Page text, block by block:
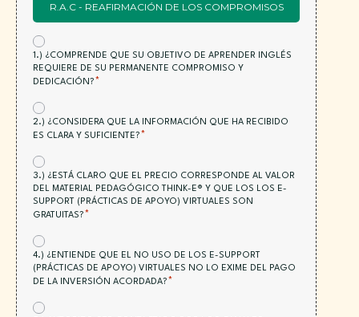
R.A.C - REAFIRMACIÓN DE LOS COMPROMISOS
ACEPTACIÓN:
1.) ¿COMPRENDE QUE SU OBJETIVO DE APRENDER INGLÉS
REQUIERE DE SU PERMANENTE COMPROMISO Y
DEDICACIÓN? *
ACEPTACIÓN:
2.) ¿CONSIDERA QUE LA INFORMACIÓN QUE HA RECIBIDO
ES CLARA Y SUFICIENTE?
*
ACEPTACIÓN:
3.) ¿ESTÁ CLARO QUE EL PRECIO CORRESPONDE AL VALOR
DEL MATERIAL PEDAGÓGICO THINK-E® Y QUE LOS LOS E-
SUPPORT (PRÁCTICAS DE APOYO) VIRTUALES SON
GRATUITAS? *
ACEPTACIÓN:
4.) ¿ENTIENDE QUE EL NO USO DE LOS E-SUPPORT
(PRÁCTICAS DE APOYO) VIRTUALES NO LO EXIME DEL PAGO
DE LA INVERSIÓN ACORDADA? *
ACEPTACIÓN: